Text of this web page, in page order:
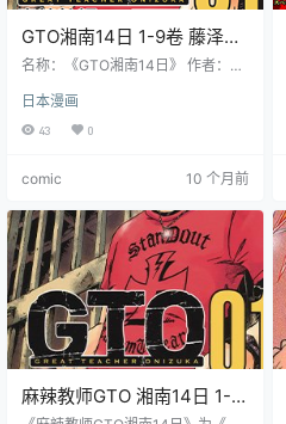
GTO湘南14日 1-9卷 藤泽亨
漫画百度网盘下载
名称：《GTO湘南14日》 作者：藤
言：中文（东立） 状态：已完结 分
辨率：跨页3284X2500像素左右 剧
情简介 剧情承接前作，讲述了鬼冢
时，不甘寂寞偷跑出医院，还因在
南。在湘南，鬼冢碰巧来到儿童救
助中心，结识了白鸟菖蒲老师，并
决定帮助她辅导问题儿童，住进了
教养院，在这期间发生了一系列故
事，鬼…
日本漫画
43 0
comic 10 个月前
麻辣教师GTO 湘南14日 1-9